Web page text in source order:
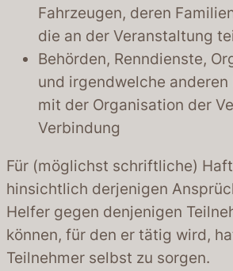
Fahrzeugen, deren
die an der Veranstaltung
Behörden, Renndienste,
und irgendwelche anderen
mit der Organisation der
Verbindung
Für (möglichst schriftliche)
hinsichtlich derjenigen
Helfer gegen denjenigen
können, für den er tätig wird,
Teilnehmer selbst zu sorgen.